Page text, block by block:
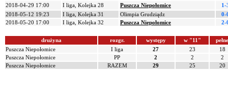
2018-04-29 17:00
I liga, Kolejka 28 Puszcza Niepołomice
1-
2018-05-12 19:23
I liga, Kolejka 31 Olimpia Grudziądz
0-
2018-05-20 17:00
I liga, Kolejka 32 Puszcza Niepołomice 2-
drużyna rozgr. występy w "11"
pełne
Puszcza Niepołomice
I liga 27 23
18
Puszcza Niepołomice
PP 2 2
2
Puszcza Niepołomice
RAZEM 29 25 20